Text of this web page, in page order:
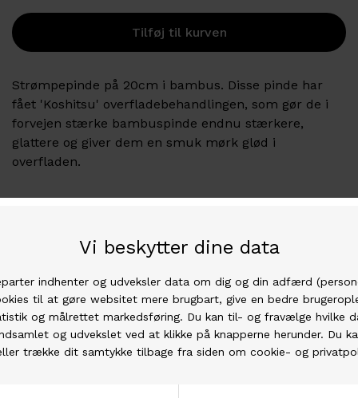
Strømpepinde på 20cm i bambus. Disse pinde har
fået 'Koshitsu' overfladebehandlingen, som gør de i
forvejen stærke bambuspinde endnu stærkere,
glattere og giver dem en smuk mørk glød i
overfladen.
Garn af høj kvalitet
Vi har den bedste garn i den højeste kvalitet.
Fri fragt over 500 kr
Hos os er der fri fragt ved køb for mere end 500